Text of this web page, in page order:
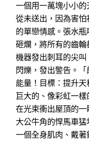
一個用一萬塊小小
從未送出，因為害
的單戀情感。張水
砸爛，將所有的齒輪
機器發出刺耳的尖
閃爍，發出警告。
能量！目標：提升
巨大的、像彩虹一
在光束衝出屋頂的
大公牛角的悍馬車
一個全身肌肉、戴